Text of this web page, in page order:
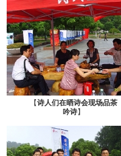
【诗人们在晒诗会现场品茶
吟诗】